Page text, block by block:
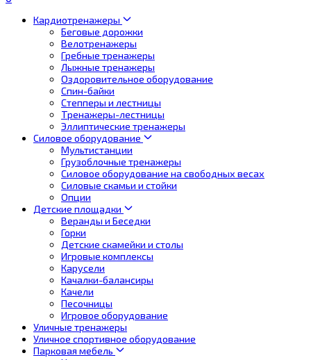
Кардиотренажеры
Беговые дорожки
Велотренажеры
Гребные тренажеры
Лыжные тренажеры
Оздоровительное оборудование
Спин-байки
Степперы и лестницы
Тренажеры-лестницы
Эллиптические тренажеры
Силовое оборудование
Мультистанции
Грузоблочные тренажеры
Силовое оборудование на свободных весах
Силовые скамьи и стойки
Опции
Детские площадки
Веранды и Беседки
Горки
Детские скамейки и столы
Игровые комплексы
Карусели
Качалки-балансиры
Качели
Песочницы
Игровое оборудование
Уличные тренажеры
Уличное спортивное оборудование
Парковая мебель